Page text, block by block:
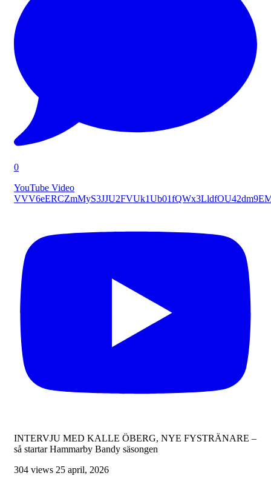
0
YouTube Video
INTERVJU MED KALLE ÖBERG, NYE FYSTRÄNARE –
så startar Hammarby Bandy säsongen
304 views 25 april, 2026